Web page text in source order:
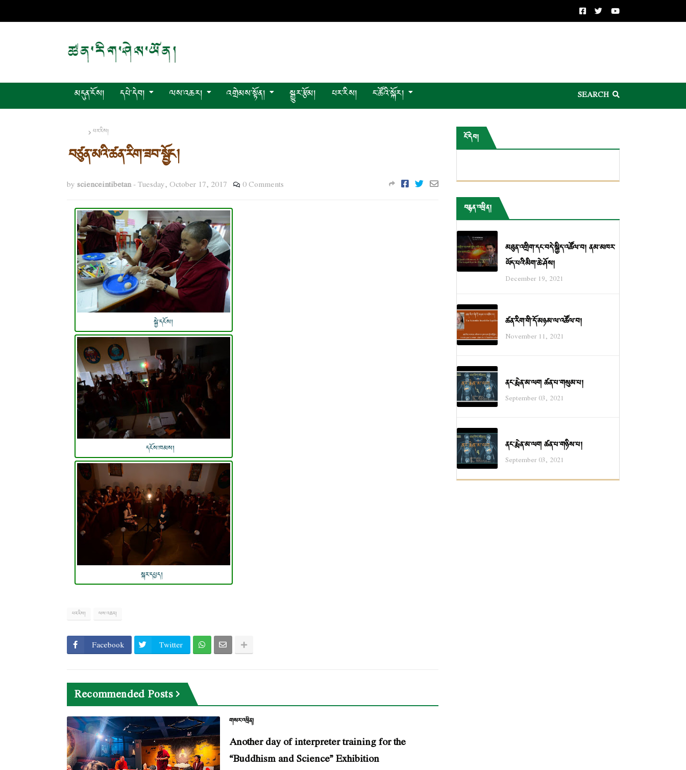
མདུན་ངོས། དཔེ་དེབ། ལས་འཆར། འགྲེམས་སྟོན། སྒྱུར་རྩོམ། པར་རིས། ང་ཚོའི་སྐོར། SEARCH
པར་རིས།
བཙུན་མའི་ཚན་རིག་ཟབ་སྦྱོང།
by scienceintibetan - Tuesday, October 17, 2017 0 Comments
སྐྱེ་དངོས།
དངོས་ཁམས།
སྐར་དཔྱད།
པར་རིས། ལས་འཆར།
Facebook Twitter
Recommended Posts
གསར་འཕྲིན།
Another day of interpreter training for the
“Buddhism and Science” Exhibition
ངོ་དེབ།
བརྙན་འཕྲིན།
མཐུན་འགྲིག་དང་བདེ་སྐྱིད་འཚོལ་བ། ནམ་མཁར་
ཡོད་པའི་མིག་ཆེ་ཤོས།
December 19, 2021
ཚན་རིག་གི་དོ་མཉམ་ལ་འཚོལ་བ།
November 11, 2021
ནང་རྨེན་མ་ལག ཚན་པ་གསུམ་པ།
September 03, 2021
ནང་རྨེན་མ་ལག ཚན་པ་གཉིས་པ།
September 03, 2021